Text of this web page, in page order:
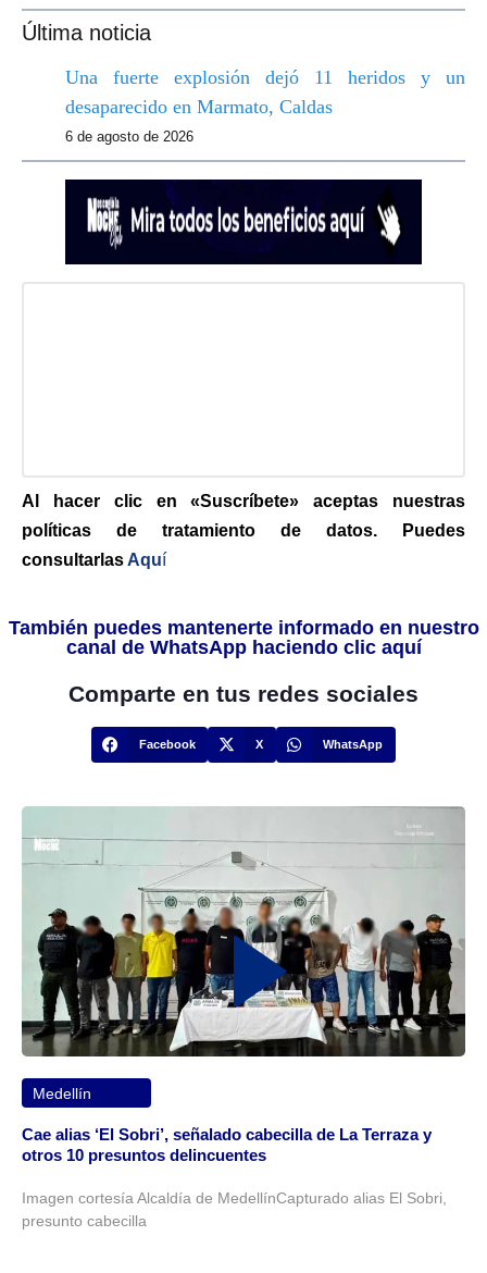
Última noticia
Una fuerte explosión dejó 11 heridos y un
desaparecido en Marmato, Caldas
6 de agosto de 2026
Al hacer clic en «Suscríbete» aceptas nuestras
políticas de tratamiento de datos. Puedes
consultarlas Aquí
También puedes mantenerte informado en nuestro
canal de WhatsApp haciendo clic aquí
Comparte en tus redes sociales
Facebook X WhatsApp
Medellín
Cae alias ‘El Sobri’, señalado cabecilla de La Terraza y
otros 10 presuntos delincuentes
Imagen cortesía Alcaldía de MedellínCapturado alias El Sobri,
presunto cabecilla